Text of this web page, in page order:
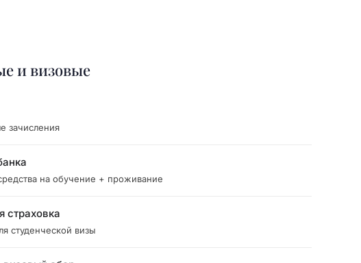
и визовые
зачисления
на обучение + проживание
страховка
студенческой визы